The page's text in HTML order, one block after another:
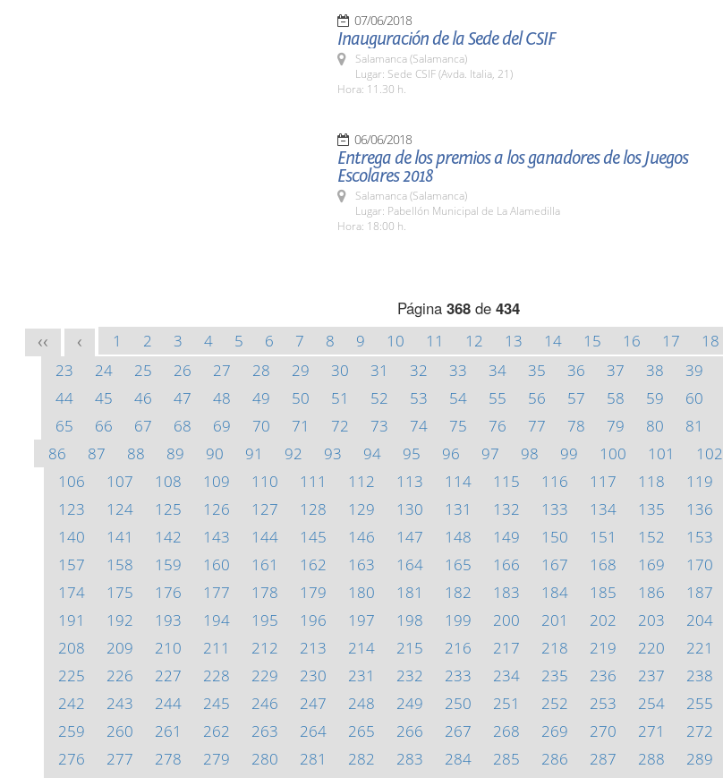
07/06/2018
Inauguración de la Sede del CSIF
Salamanca (Salamanca)
Lugar: Sede CSIF (Avda. Italia, 21)
Hora: 11.30 h.
06/06/2018
Entrega de los premios a los ganadores de los Juegos
Escolares 2018
Salamanca (Salamanca)
Lugar: Pabellón Municipal de La Alamedilla
Hora: 18:00 h.
Página 368de 434
<< < 1 2 3 4 5 6 7 8 9 10 11 12 13 14 15 16 17 18
23
24 25 26 27 28 29 30 31 32 33 34 35 36 37 38 39
44
45 46 47 48 49 50 51 52 53 54 55 56 57 58 59 60
65
66 67 68 69 70 71 72 73 74 75 76 77 78 79 80 81
86
87 88 89 90 91 92 93 94 95 96 97 98 99 100 101 102
106
107 108 109 110 111 112 113 114 115 116 117 118 119
123
124 125 126 127 128 129 130 131 132 133 134 135 136
140
141 142 143 144 145 146 147 148 149 150 151 152 153
157
158 159 160 161 162 163 164 165 166 167 168 169 170
174
175 176 177 178 179 180 181 182 183 184 185 186 187
191
192 193 194 195 196 197 198 199 200 201 202 203 204
208
209 210 211 212 213 214 215 216 217 218 219 220 221
225
226 227 228 229 230 231 232 233 234 235 236 237 238
242
243 244 245 246 247 248 249 250 251 252 253 254 255
259
260 261 262 263 264 265 266 267 268 269 270 271 272
276
277 278 279 280 281 282 283 284 285 286 287 288 289